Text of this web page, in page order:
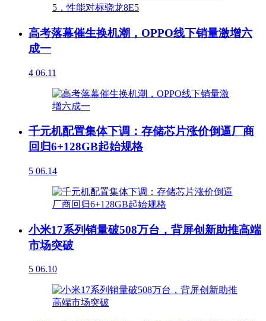
高考落幕催生换机潮，OPPO线下销量激增六
成一
4 06.11
千元机配置集体下调：存储芯片涨价倒逼厂商
回归6+128GB起始规格
5 06.14
小米17系列销量破508万台，背屏创新助推高端
市场突破
5 06.10